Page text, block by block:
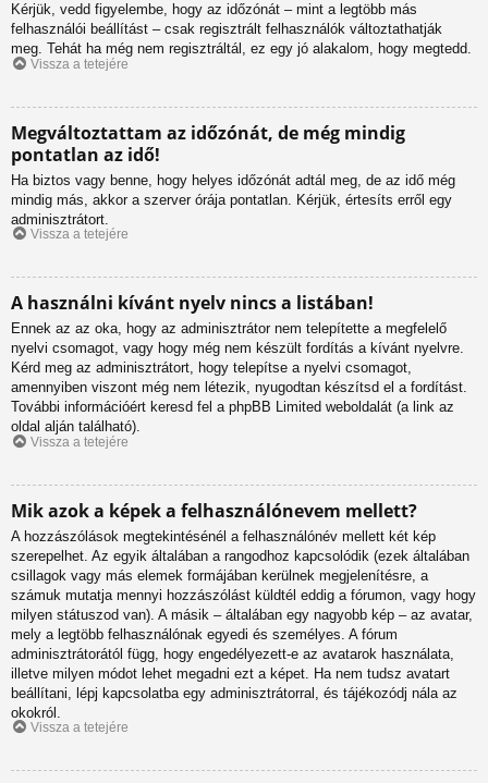
Kérjük, vedd figyelembe, hogy az időzónát – mint a legtöbb más
felhasználói beállítást – csak regisztrált felhasználók változtathatják
meg. Tehát ha még nem regisztráltál, ez egy jó alakalom, hogy megtedd.
Vissza a tetejére
Megváltoztattam az időzónát, de még mindig
pontatlan az idő!
Ha biztos vagy benne, hogy helyes időzónát adtál meg, de az idő még
mindig más, akkor a szerver órája pontatlan. Kérjük, értesíts erről egy
adminisztrátort.
Vissza a tetejére
A használni kívánt nyelv nincs a listában!
Ennek az az oka, hogy az adminisztrátor nem telepítette a megfelelő
nyelvi csomagot, vagy hogy még nem készült fordítás a kívánt nyelvre.
Kérd meg az adminisztrátort, hogy telepítse a nyelvi csomagot,
amennyiben viszont még nem létezik, nyugodtan készítsd el a fordítást.
További információért keresd fel a phpBB Limited weboldalát (a link az
oldal alján található).
Vissza a tetejére
Mik azok a képek a felhasználónevem mellett?
A hozzászólások megtekintésénél a felhasználónév mellett két kép
szerepelhet. Az egyik általában a rangodhoz kapcsolódik (ezek általában
csillagok vagy más elemek formájában kerülnek megjelenítésre, a
számuk mutatja mennyi hozzászólást küldtél eddig a fórumon, vagy hogy
milyen státuszod van). A másik – általában egy nagyobb kép – az avatar,
mely a legtöbb felhasználónak egyedi és személyes. A fórum
adminisztrátorától függ, hogy engedélyezett-e az avatarok használata,
illetve milyen módot lehet megadni ezt a képet. Ha nem tudsz avatart
beállítani, lépj kapcsolatba egy adminisztrátorral, és tájékozódj nála az
okokról.
Vissza a tetejére